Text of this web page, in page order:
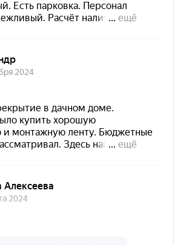
в процессе эксплуатации.
внутренних работ;
гамма;
на древесину любой влажности;
всеми видами воднодисперсионных
можно мыть;